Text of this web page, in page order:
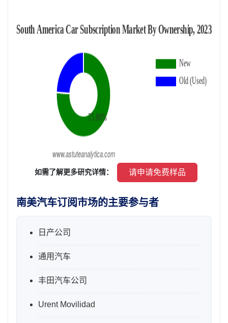
如需了解更多研究详情： 请申请免费样品
南美汽车订阅市场的主要参与者
日产公司
通用汽车
丰田汽车公司
Urent Movilidad